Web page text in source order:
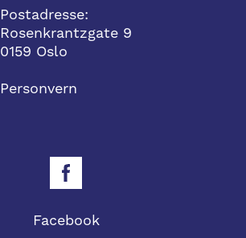
Postadresse:
Rosenkrantzgate 9
0159 Oslo
Personvern
Facebook